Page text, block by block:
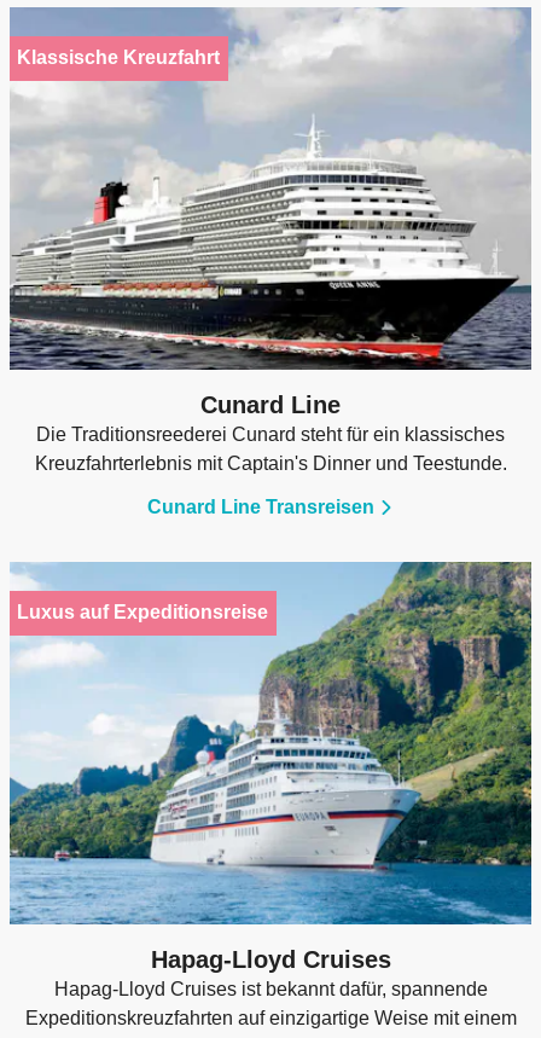
Klassische Kreuzfahrt
Cunard Line
Die Traditionsreederei Cunard steht für ein klassisches
Kreuzfahrterlebnis mit Captain's Dinner und Teestunde.
Cunard Line Transreisen
Luxus auf Expeditionsreise
Hapag-Lloyd Cruises
Hapag-Lloyd Cruises ist bekannt dafür, spannende
Expeditionskreuzfahrten auf einzigartige Weise mit einem